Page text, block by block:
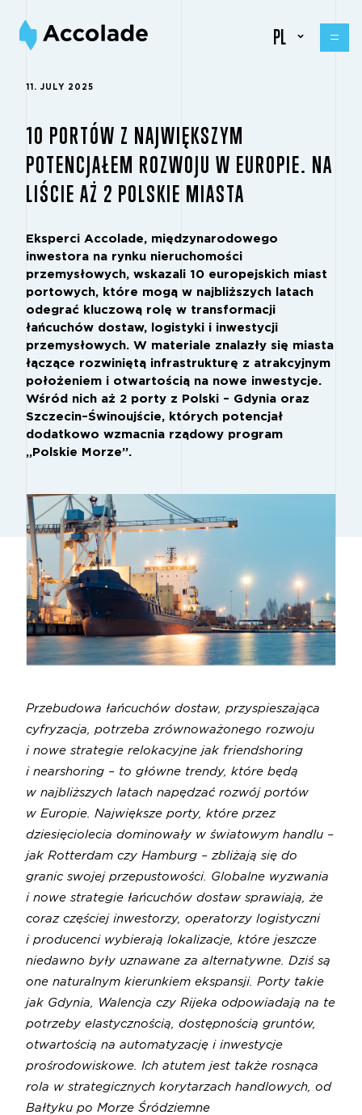
PL
11. JULY 2025
10 PORTÓW Z NAJWIĘKSZYM
POTENCJAŁEM ROZWOJU W EUROPIE. NA
LIŚCIE AŻ 2 POLSKIE MIASTA
Eksperci Accolade, międzynarodowego
inwestora na rynku nieruchomości
przemysłowych, wskazali 10 europejskich miast
portowych, które mogą w najbliższych latach
odegrać kluczową rolę w transformacji
łańcuchów dostaw, logistyki i inwestycji
przemysłowych. W materiale znalazły się miasta
łączące rozwiniętą infrastrukturę z atrakcyjnym
położeniem i otwartością na nowe inwestycje.
Wśród nich aż 2 porty z Polski – Gdynia oraz
Szczecin–Świnoujście, których potencjał
dodatkowo wzmacnia rządowy program
„Polskie Morze”.
Przebudowa łańcuchów dostaw, przyspieszająca
cyfryzacja, potrzeba zrównoważonego rozwoju
i nowe strategie relokacyjne jak friendshoring
i nearshoring – to główne trendy, które będą
w najbliższych latach napędzać rozwój portów
w Europie. Największe porty, które przez
dziesięciolecia dominowały w światowym handlu –
jak Rotterdam czy Hamburg – zbliżają się do
granic swojej przepustowości. Globalne wyzwania
i nowe strategie łańcuchów dostaw sprawiają, że
coraz częściej inwestorzy, operatorzy logistyczni
i producenci wybierają lokalizacje, które jeszcze
niedawno były uznawane za alternatywne. Dziś są
one naturalnym kierunkiem ekspansji. Porty takie
jak Gdynia, Walencja czy Rijeka odpowiadają na te
potrzeby elastycznością, dostępnością gruntów,
otwartością na automatyzację i inwestycje
prośrodowiskowe. Ich atutem jest także rosnąca
rola w strategicznych korytarzach handlowych, od
Bałtyku po Morze Śródziemne